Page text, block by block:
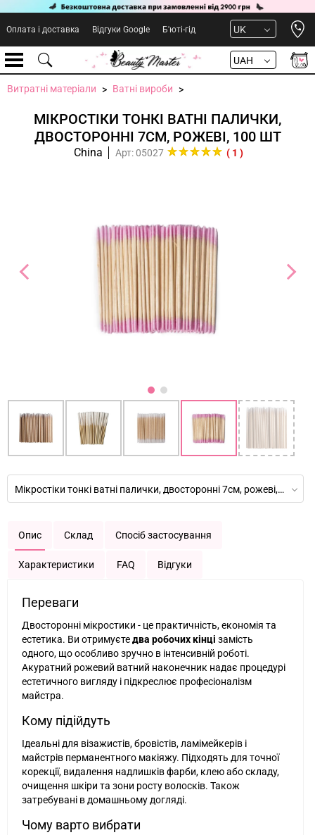
Оплата і доставка Відгуки Google Б'юті-гід UK
UAH
Витратні матеріали Ватні вироби
МІКРОСТІКИ ТОНКІ ВАТНІ ПАЛИЧКИ,
ДВОСТОРОННІ 7СМ, РОЖЕВІ, 100 ШТ
China Арт: 05027 ( 1 )
Мікростіки тонкі ватні палички, двосторонні 7см, рожеві, 100 шт
Опис Склад Спосіб застосування
Характеристики FAQ Відгуки
Переваги
Двосторонні мікростики - це практичність, економія та
естетика. Ви отримуєтедва робочих кінці замість
одного, що особливо зручно в інтенсивній роботі.
Акуратний рожевий ватний наконечник надає процедурі
естетичного вигляду і підкреслює професіоналізм
майстра.
Кому підійдуть
Ідеальні для візажистів, бровістів, ламімейкерів і
майстрів перманентного макіяжу. Підходять для точної
корекції, видалення надлишків фарби, клею або складу,
очищення шкіри та зони росту волосків. Також
затребувані в домашньому догляді.
Чому варто вибрати